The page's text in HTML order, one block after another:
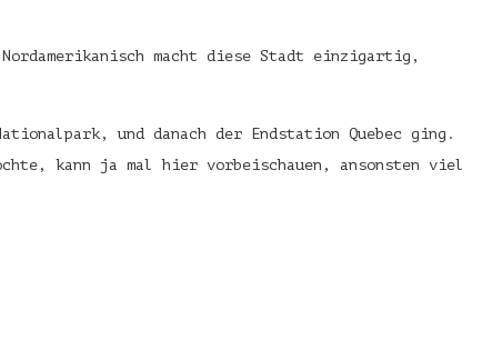
macht diese Stadt einzigartig,
und danach der Endstation Quebec ging.
kann ja mal hier vorbeischauen, ansonsten viel